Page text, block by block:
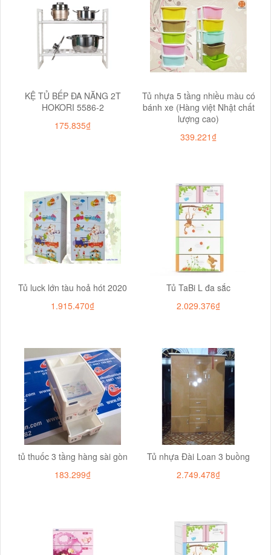
KỆ TỦ BẾP ĐA NĂNG 2T
HOKORI 5586-2
175.835₫
Tủ nhựa 5 tầng nhiều màu có
bánh xe (Hàng việt Nhật chất
lượng cao)
339.221₫
Tủ luck lớn tàu hoả hót 2020
1.915.470₫
Tủ TaBi L đa sắc
2.029.376₫
tủ thuốc 3 tầng hàng sài gòn
183.299₫
Tủ nhựa Đài Loan 3 buồng
2.749.478₫